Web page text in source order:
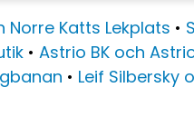
Katts Lekplats •
• Astrio BK och
• Leif Silbersky